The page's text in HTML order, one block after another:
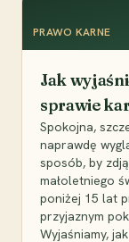
PRAWO KARNE
Jak
sprawie
Spokojna,
naprawdę
sposób, by
małoletniego
poniżej 15 lat
przyjaznym
Wyjaśniamy,